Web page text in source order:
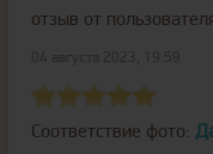
отзыв от
Соответствие фото: